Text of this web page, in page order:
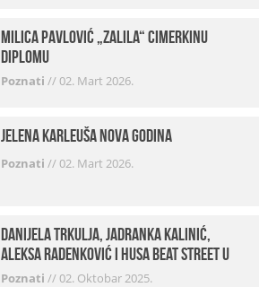
Milica Pavlović „zalila“ cimerkinu
diplomu
Poznati //02. Mart 2026.
Jelena Karleuša Nova godina
Poznati //02. Mart 2026.
Danijela Trkulja, Jadranka Kalinić,
Aleksa Radenković i Husa Beat Street u
Kabareu 13
Poznati //02. Oktobar 2025.